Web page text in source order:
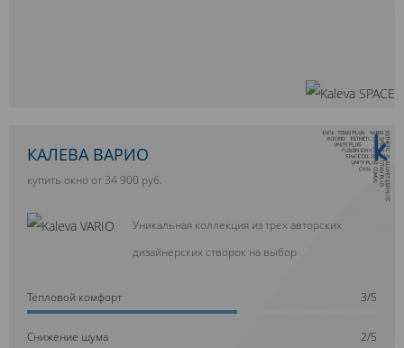
10 ЛЕТ ГАРАНТИИ
КАЛЕВА ВАРИО
купить окно от 34 900 руб.
Уникальная коллекция из трех авторских
дизайнерских створок на выбор
Тепловой комфорт 3/5
Cнижение шума 2/5